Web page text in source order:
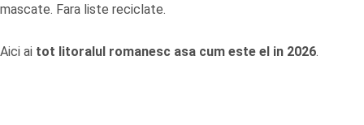
mascate. Fara liste reciclate.
Aici ai tot litoralul romanesc asa cum este el in 2026.